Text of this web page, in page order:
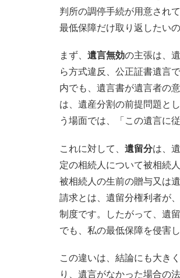
判所の調停手続が用意され
最低保障だけ取り返したい
まず、 遺言無効の主張は、
ら方式違反、公正証書遺言
内でも、遺言書が遺言者の
は、遺産分割の前提問題と
う場面では、「この遺言に
これに対して、 遺留分は、
定の相続人について被相続
被相続人の生前の贈与又は
請求とは、遺留分権利者が
制度です。したがって、遺
でも、私の最低保障を侵害
この違いは、結論にも大き
り、遺言がなかった場合の